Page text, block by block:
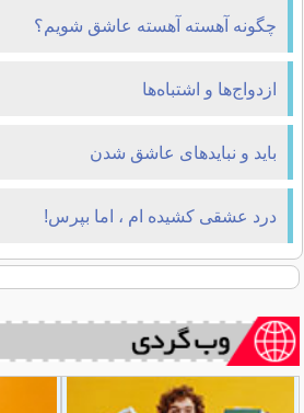
چگونه آهسته آهسته عاشق شویم؟
ازدواج‌ها و اشتباه‌ها
باید و نبایدهای عاشق شدن
درد عشقی کشیده ام ، اما بپرس!